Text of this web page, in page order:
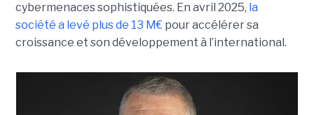
cybermenaces sophistiquées. En avril 2025, la
société a levé plus de 13 M€ pour accélérer sa
croissance et son développement à l’international.